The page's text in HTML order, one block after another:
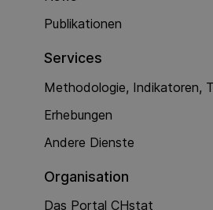
Publikationen
Services
Methodologie, Indikatoren,
Erhebungen
Andere Dienste
Organisation
Das Portal CHstat